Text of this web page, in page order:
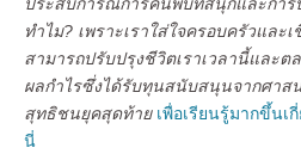
ประสบการณ์การค้นพบที่สนุกและการ
ทำไม? เพราะเราใส่ใจครอบครัวและ
สามารถปรับปรุงชีวิตเราเวลานี้และต
ผลกำไรซึ่งได้รับทุนสนับสนุนจากศาส
สุทธิชนยุคสุดท้าย เพื่อเรียนรู้มากขึ้นเ
นี่